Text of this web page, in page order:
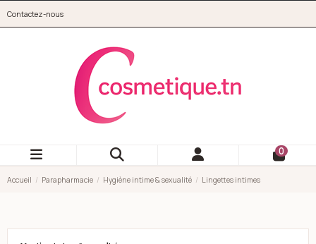
Contactez-nous
0
Accueil Parapharmacie Hygiène intime & sexualité Lingettes intimes